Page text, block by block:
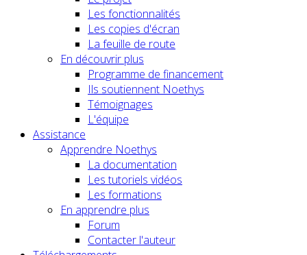
Les fonctionnalités
Les copies d'écran
La feuille de route
En découvrir plus
Programme de financement
Ils soutiennent Noethys
Témoignages
L'équipe
Assistance
Apprendre Noethys
La documentation
Les tutoriels vidéos
Les formations
En apprendre plus
Forum
Contacter l'auteur